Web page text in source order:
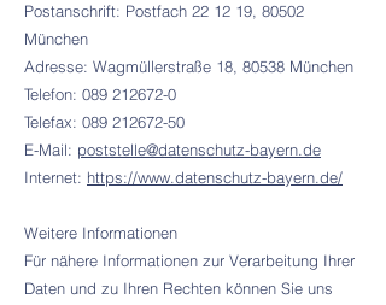
Postanschrift: Postfach 22 12 19, 80502
München
Adresse: Wagmüllerstraße 18, 80538 München
Telefon: 089 212672-0
Telefax: 089 212672-50
E-Mail: poststelle@datenschutz-bayern.de
Internet: https://www.datenschutz-bayern.de/
Weitere Informationen
Für nähere Informationen zur Verarbeitung Ihrer
Daten und zu Ihren Rechten können Sie uns